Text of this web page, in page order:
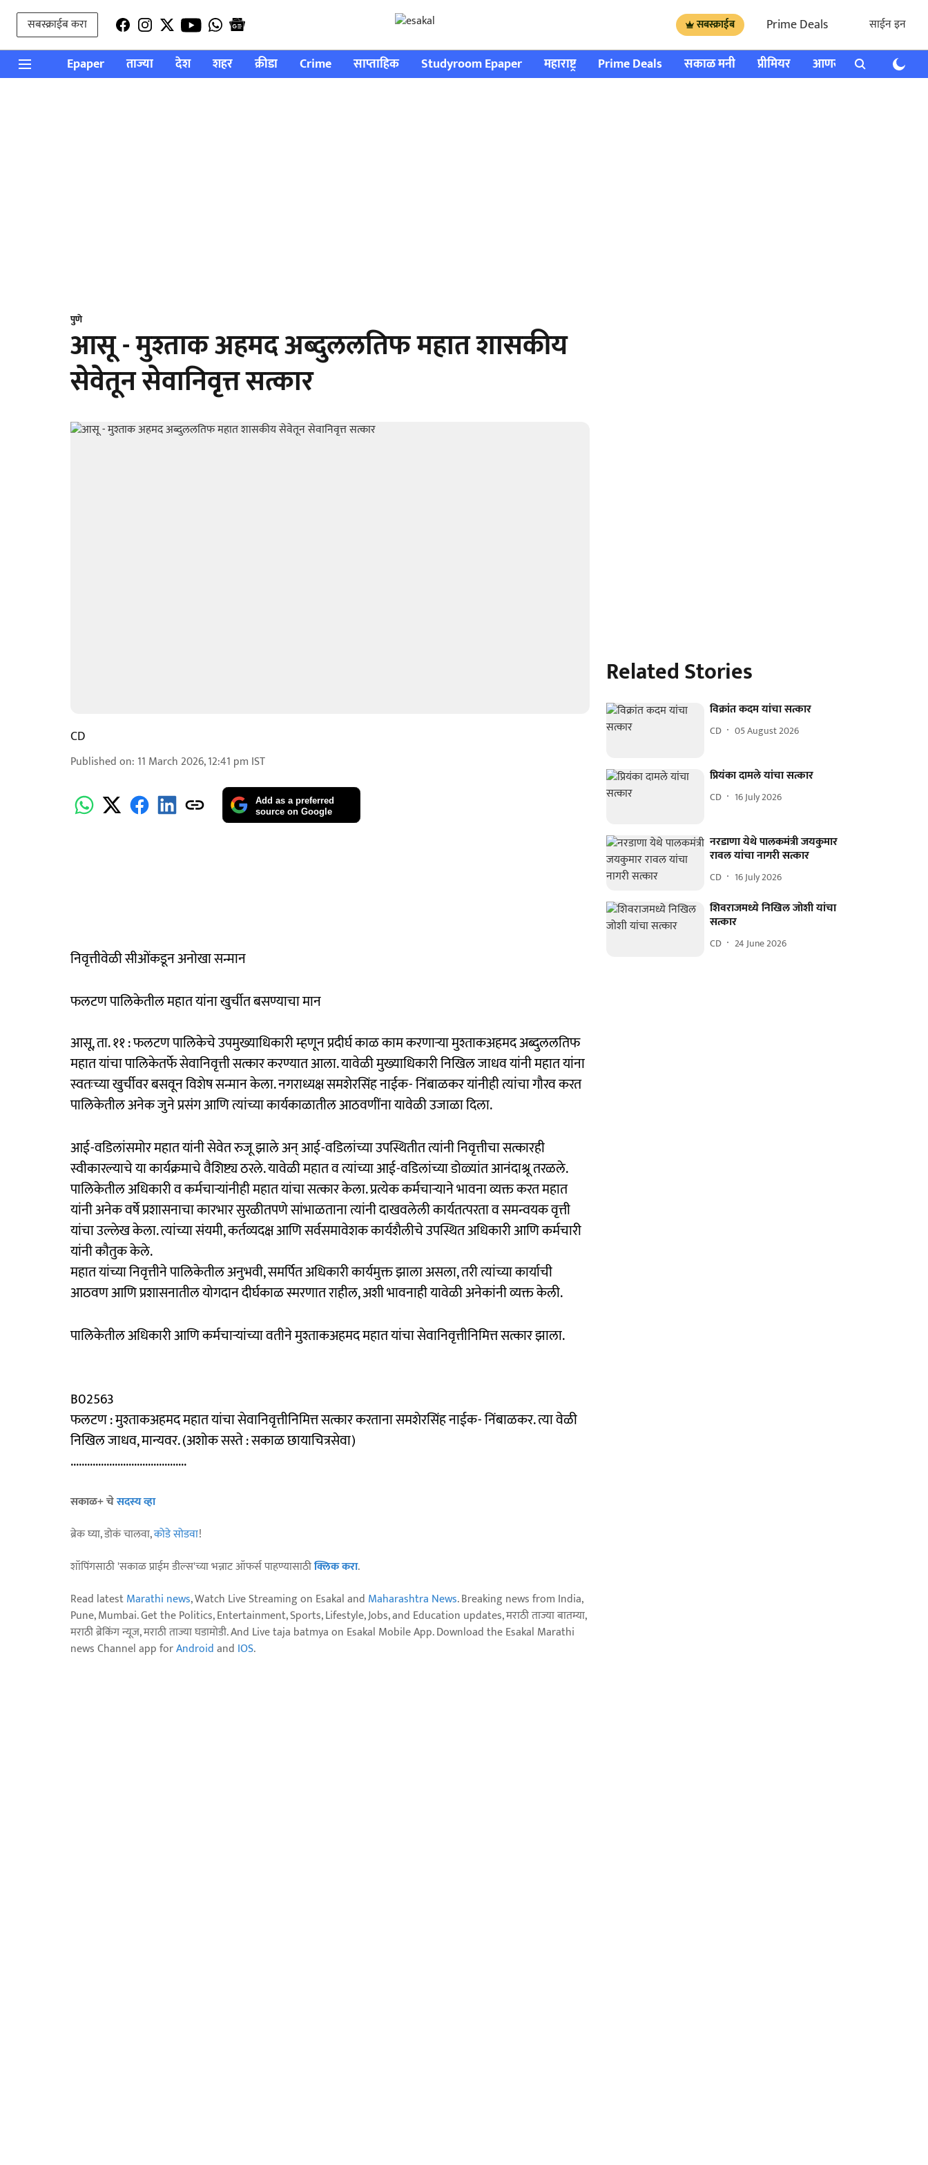
सबस्क्राईब करा सबस्क्राईब Prime Deals साईन इन
Epaper ताज्या देश शहर क्रीडा Crime साप्ताहिक Studyroom Epaper महाराष्ट्र Prime Deals सकाळ मनी प्रीमियर आणखी राशी भविष्य
पुणे
आसू - मुश्ताक अहमद अब्दुललतिफ महात शासकीय
सेवेतून सेवानिवृत्त सत्कार
CD
Published on: 11 March 2026, 12:41 pm IST
Add as a preferred
source on Google
निवृत्तीवेळी सीओंकडून अनाेखा सन्मान
फलटण पालिकेतील महात यांना खुर्चीत बसण्याचा मान
आसू, ता. ११ : फलटण पालिकेचे उपमुख्याधिकारी म्हणून प्रदीर्घ काळ काम करणाऱ्या मुश्ताकअहमद अब्दुललतिफ
महात यांचा पालिकेतर्फे सेवानिवृत्ती सत्कार करण्यात आला. यावेळी मुख्याधिकारी निखिल जाधव यांनी महात यांना
स्वतःच्या खुर्चीवर बसवून विशेष सन्मान केला. नगराध्यक्ष समशेरसिंह नाईक- निंबाळकर यांनीही त्यांचा गौरव करत
पालिकेतील अनेक जुने प्रसंग आणि त्यांच्या कार्यकाळातील आठवणींना यावेळी उजाळा दिला.
आई-वडिलांसमोर महात यांनी सेवेत रुजू झाले अन् आई-वडिलांच्या उपस्थितीत त्यांनी निवृत्तीचा सत्कारही
स्वीकारल्याचे या कार्यक्रमाचे वैशिष्ट्य ठरले. यावेळी महात व त्यांच्या आई-वडिलांच्या डोळ्यांत आनंदाश्रू तरळले.
पालिकेतील अधिकारी व कर्मचाऱ्यांनीही महात यांचा सत्कार केला. प्रत्येक कर्मचाऱ्याने भावना व्यक्त करत महात
यांनी अनेक वर्षे प्रशासनाचा कारभार सुरळीतपणे सांभाळताना त्यांनी दाखवलेली कार्यतत्परता व समन्वयक वृत्ती
यांचा उल्लेख केला. त्यांच्या संयमी, कर्तव्यदक्ष आणि सर्वसमावेशक कार्यशैलीचे उपस्थित अधिकारी आणि कर्मचारी
यांनी कौतुक केले.
महात यांच्या निवृत्तीने पालिकेतील अनुभवी, समर्पित अधिकारी कार्यमुक्त झाला असला, तरी त्यांच्या कार्याची
आठवण आणि प्रशासनातील योगदान दीर्घकाळ स्मरणात राहील, अशी भावनाही यावेळी अनेकांनी व्यक्त केली.
पालिकेतील अधिकारी आणि कर्मचाऱ्यांच्या वतीने मुश्ताकअहमद महात यांचा सेवानिवृत्तीनिमित्त सत्कार झाला.
B02563
फलटण : मुश्ताकअहमद महात यांचा सेवानिवृत्तीनिमित्त सत्कार करताना समशेरसिंह नाईक- निंबाळकर. त्या वेळी
निखिल जाधव, मान्यवर. (अशोक सस्ते : सकाळ छायाचित्रसेवा)
..........................................
सकाळ+ चेसदस्य व्हा
ब्रेक घ्या, डोकं चालवा,कोडे सोडवा!
शॉपिंगसाठी 'सकाळ प्राईम डील्स'च्या भन्नाट ऑफर्स पाहण्यासाठीक्लिक करा.
Read latestMarathi news, Watch Live Streaming on Esakal and Maharashtra News. Breaking news from India,
Pune, Mumbai. Get the Politics, Entertainment, Sports, Lifestyle, Jobs, and Education updates, मराठी ताज्या बातम्या,
मराठी ब्रेकिंग न्यूज, मराठी ताज्या घडामोडी. And Live taja batmya on Esakal Mobile App. Download the Esakal Marathi
news Channel app forAndroidand IOS.
Related Stories
विक्रांत कदम यांचा सत्कार
CD 05 August 2026
प्रियंका दामले यांचा सत्कार
CD 16 July 2026
नरडाणा येथे पालकमंत्री जयकुमार
रावल यांचा नागरी सत्कार
CD 16 July 2026
शिवराजमध्ये निखिल जोशी यांचा
सत्कार
CD 24 June 2026